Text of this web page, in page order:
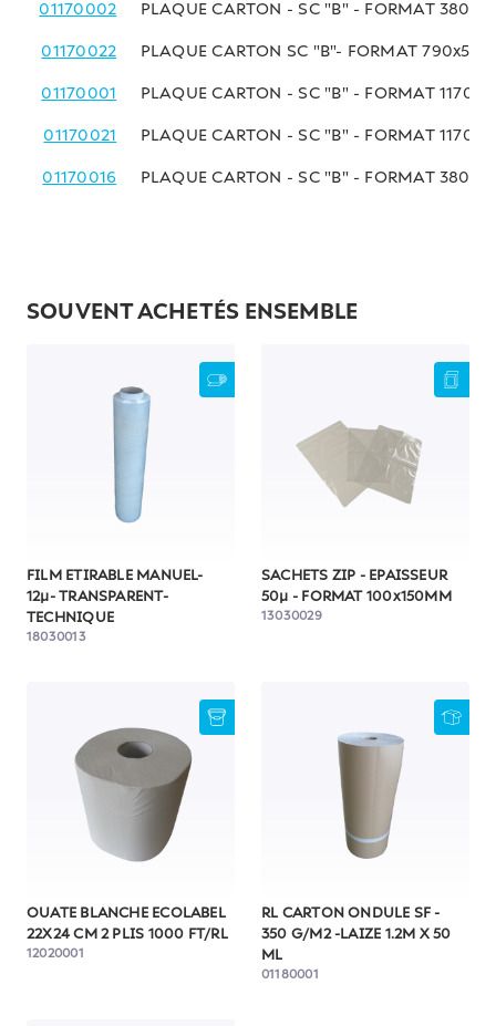
01170002 PLAQUE CARTON - SC "B" - FORMAT
01170022 PLAQUE CARTON SC "B"- FORMAT
01170001 PLAQUE CARTON - SC "B" - FORMAT
01170021 PLAQUE CARTON - SC "B" - FORMAT
01170016 PLAQUE CARTON - SC "B" - FORMAT
SOUVENT ACHETÉS ENSEMBLE
FILM ETIRABLE MANUEL-
12µ- TRANSPARENT-
TECHNIQUE
18030013
SACHETS ZIP - EPAISSEUR
50µ - FORMAT 100x150MM
13030029
OUATE BLANCHE ECOLABEL
22X24 CM 2 PLIS 1000 FT/RL
12020001
RL CARTON ONDULE SF -
350 G/M2 -LAIZE 1.2M X 50
ML
01180001